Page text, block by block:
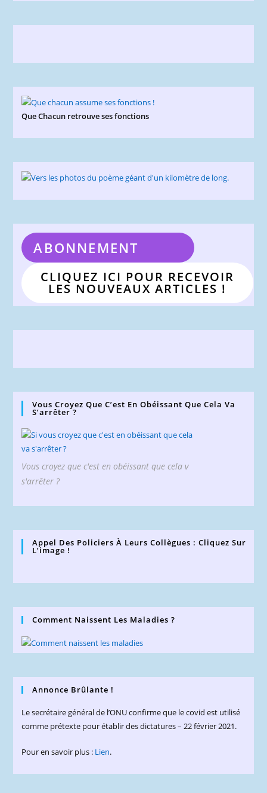
Que Chacun retrouve ses fonctions
ABONNEMENT
CLIQUEZ ICI POUR RECEVOIR
LES NOUVEAUX ARTICLES !
Vous Croyez Que C’est En Obéissant Que Cela Va
S’arrêter ?
Vous croyez que c'est en obéissant que cela v
s'arrêter ?
Appel Des Policiers À Leurs Collègues : Cliquez Sur
L’image !
Comment Naissent Les Maladies ?
Annonce Brûlante !
Le secrétaire général de l’ONU confirme que le covid est utilisé
comme prétexte pour établir des dictatures – 22 février 2021.
Pour en savoir plus : Lien.